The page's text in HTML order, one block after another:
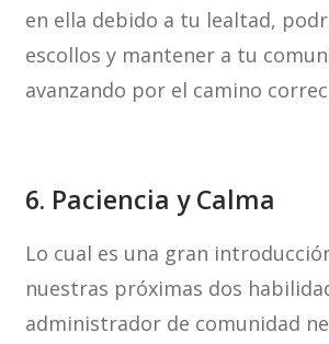
en ella debido a tu lealtad,
escollos y mantener a tu
avanzando por el camino
6. Paciencia y Calma
Lo cual es una gran
nuestras próximas dos
administrador de comunidad